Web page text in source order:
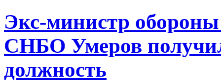
Экс-министр
СНБО Умеров
должность